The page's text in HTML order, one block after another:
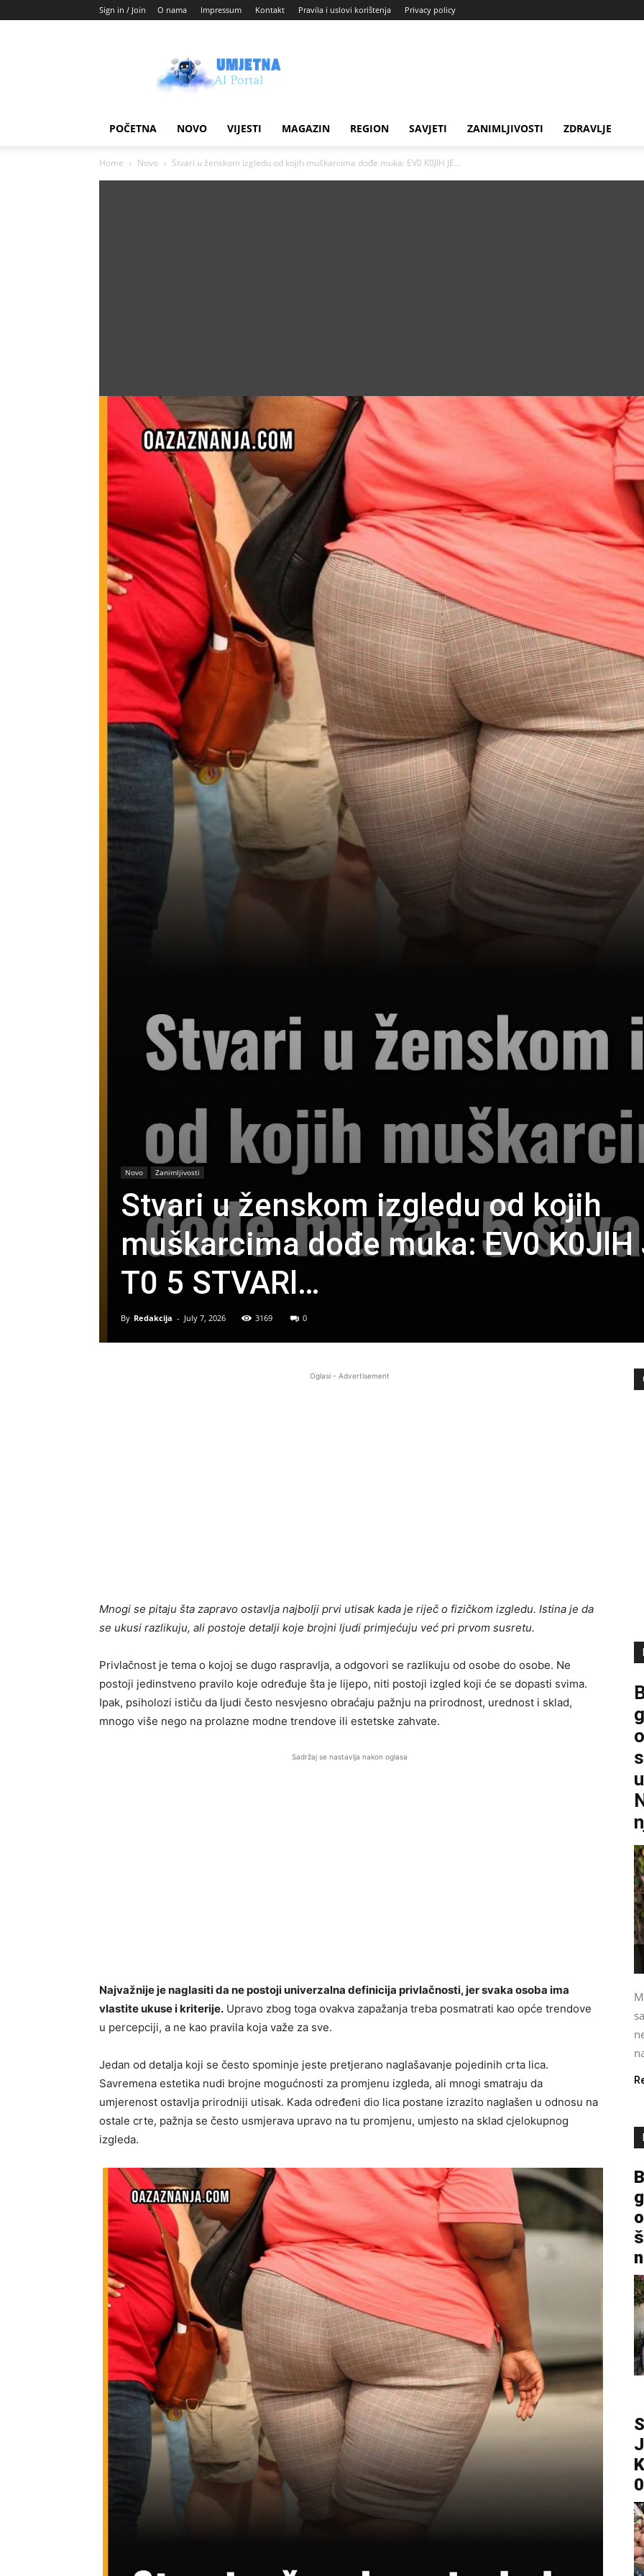
Sign in / Join O nama Impressum Kontakt Pravila i uslovi korištenja Privacy policy
AI
blog
POČETNA NOVO VIJESTI MAGAZIN REGION SAVJETI ZANIMLJIVOSTI ZDRAVLJE
Home Novo Stvari u ženskom izgledu od kojih muškarcima dođe muka: EV0 K0JlH JE...
Novo Zanimljivosti
Stvari u ženskom izgledu od kojih
muškarcima dođe muka: EV0 K0JlH
T0 5 STVARl…
By Redakcija - July 7, 2026 3169 0
Oglasi - Advertisement
Mnogi se pitaju šta zapravo ostavlja najbolji prvi utisak kada je riječ o fizičkom izgledu. Istina je da
se ukusi razlikuju, ali postoje detalji koje brojni ljudi primjećuju već pri prvom susretu.
Privlačnost je tema o kojoj se dugo raspravlja, a odgovori se razlikuju od osobe do osobe. Ne
postoji jedinstveno pravilo koje određuje šta je lijepo, niti postoji izgled koji će se dopasti svima.
Ipak, psiholozi ističu da ljudi često nesvjesno obraćaju pažnju na prirodnost, urednost i sklad,
mnogo više nego na prolazne modne trendove ili estetske zahvate.
Sadržaj se nastavlja nakon oglasa
Najvažnije je naglasiti da ne postoji univerzalna definicija privlačnosti, jer svaka osoba ima
vlastite ukuse i kriterije. Upravo zbog toga ovakva zapažanja treba posmatrati kao opće trendove
u percepciji, a ne kao pravila koja važe za sve.
Jedan od detalja koji se često spominje jeste pretjerano naglašavanje pojedinih crta lica.
Savremena estetika nudi brojne mogućnosti za promjenu izgleda, ali mnogi smatraju da
umjerenost ostavlja prirodniji utisak. Kada određeni dio lica postane izrazito naglašen u odnosu na
ostale crte, pažnja se često usmjerava upravo na tu promjenu, umjesto na sklad cjelokupnog
izgleda.